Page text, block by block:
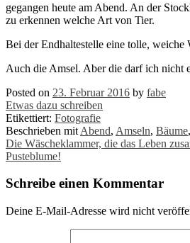
gegangen heute am Abend. An der
zu erkennen welche Art von Tier.
Bei der Endhaltestelle eine tolle,
Auch die Amsel. Aber die darf ich nicht
Posted on 23. Februar 2016 by fabe
Etwas dazu schreiben
Etikettiert: Fotografie
Beschrieben mit Abend, Amseln, Bäume,
Post
navigation
Die Wäscheklammer, die das Leben
Pusteblume!
Schreibe einen Kommentar
Deine E-Mail-Adresse wird nicht